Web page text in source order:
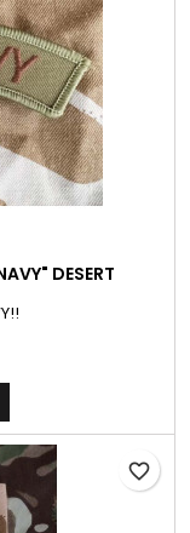
DESERT
favorite_border